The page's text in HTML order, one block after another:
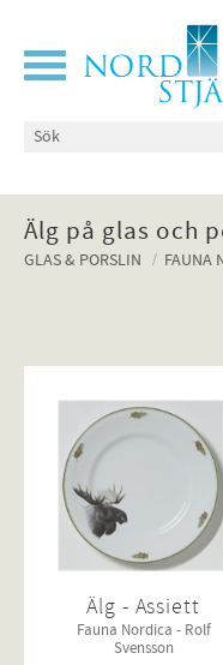
Meny
Älg på glas och
GLAS & PORSLIN FAUNA
Älg - Assiett
Fauna Nordica - Rolf
Svensson